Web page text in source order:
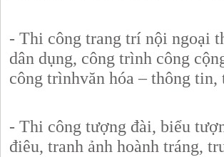
- Thi công trang trí nội ngoại
dân dụng, công trình công
công trìnhvăn hóa – thông tin,
- Thi công tượng đài, biểu
điêu, tranh ảnh hoành tráng,